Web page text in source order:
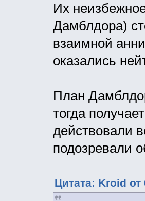
Их
Дамблдора)
взаимной
оказались
План
тогда
действовали
подозревали
Цитата: Kroid